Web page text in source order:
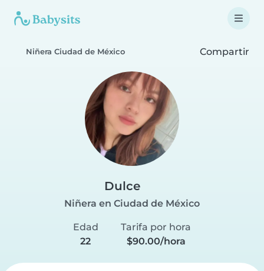
Niñera Ciudad de México Compartir
Dulce
Niñera en Ciudad de México
Edad
22
Tarifa por hora
$90.00/hora